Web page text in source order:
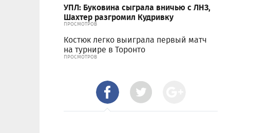
УПЛ: Буковина сыграла вничью с ЛНЗ,
Шахтер разгромил Кудривку
ПРОСМОТРОВ
Костюк легко выиграла первый матч
на турнире в Торонто
ПРОСМОТРОВ